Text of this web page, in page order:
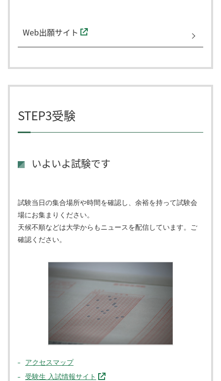
Web出願サイト
STEP3受験
いよいよ試験です
試験当日の集合場所や時間を確認し、余裕を持って試験会
場にお集まりください。
天候不順などは大学からもニュースを配信しています。ご
確認ください。
アクセスマップ
受験生 入試情報サイト